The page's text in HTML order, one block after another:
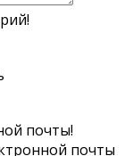
почты!
почты